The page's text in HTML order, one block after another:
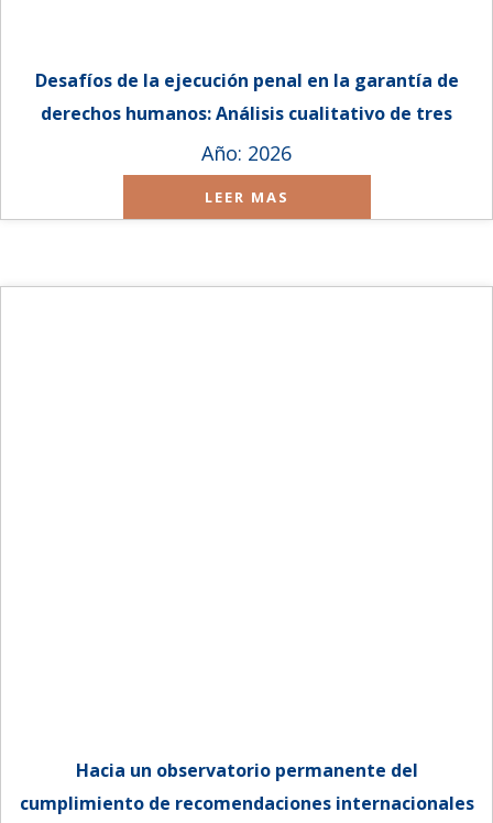
Desafíos de la ejecución penal en la garantía de
derechos humanos: Análisis cualitativo de tres
juzgados en Paraguay
Año: 2026
LEER MAS
Hacia un observatorio permanente del
cumplimiento de recomendaciones internacionales